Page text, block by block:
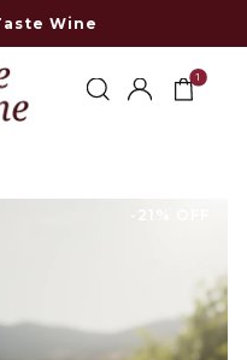
Wine
1
-21% OFF